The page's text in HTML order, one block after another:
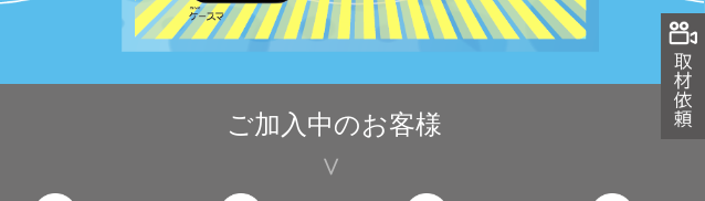
ご加入中のお客様